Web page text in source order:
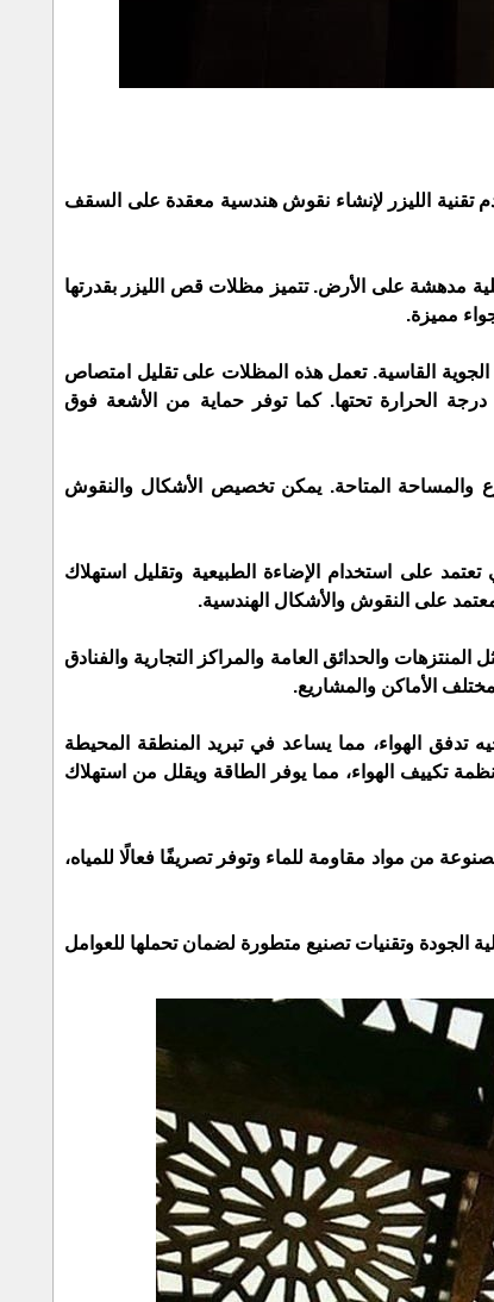
تقنية الليزر لإنشاء نقوش هندسية معقدة على السقف
مدهشة على الأرض. تتميز مظلات قص الليزر بقدرتها
مميزة.
القاسية. تعمل هذه المظلات على تقليل امتصاص
درجة الحرارة تحتها. كما توفر حماية من الأشعة فوق
والمساحة المتاحة. يمكن تخصيص الأشكال والنقوش
على استخدام الإضاءة الطبيعية وتقليل استهلاك
على النقوش والأشكال الهندسية.
والحدائق العامة والمراكز التجارية والفنادق
الأماكن والمشاريع.
تدفق الهواء، مما يساعد في تبريد المنطقة المحيطة
تكييف الهواء، مما يوفر الطاقة ويقلل من استهلاك
من مواد مقاومة للماء وتوفر تصريفًا فعالًا للمياه،
الجودة وتقنيات تصنيع متطورة لضمان تحملها للعوامل